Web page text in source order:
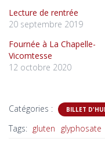
Lecture de rentrée
20 septembre 2019
Fournée à La Chapelle-
Vicomtesse
12 octobre 2020
Catégories : BILLET
Tags: gluten glyphosate